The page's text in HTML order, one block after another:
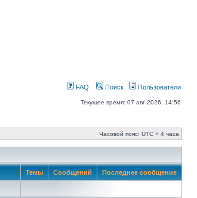
FAQ Поиск Пользователи
Текущее время: 07 авг 2026, 14:56
Часовой пояс: UTC + 4 часа
Темы Сообщений Последнее сообщение